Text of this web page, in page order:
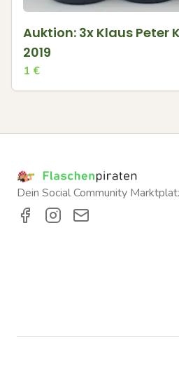
Auktion: 3x Klaus Peter
2019
1 €
Dein Social Community